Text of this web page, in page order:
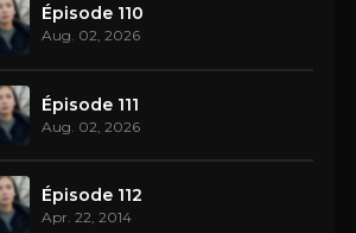
Épisode 110
Aug. 02, 2026
Épisode 111
Aug. 02, 2026
Épisode 112
Apr. 22, 2014